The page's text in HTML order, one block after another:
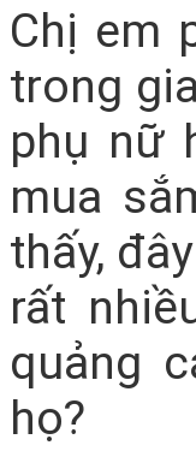
Chị em
trong
phụ nữ
mua
thấy,
rất
quảng
họ?